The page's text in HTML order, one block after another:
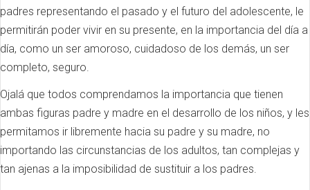
padres representando el pasado y el futuro del adolescente, le
permitirán poder vivir en su presente, en la importancia del día a
día, como un ser amoroso, cuidadoso de los demás, un ser
completo, seguro.
Ojalá que todos comprendamos la importancia que tienen
ambas figuras padre y madre en el desarrollo de los niños, y les
permitamos ir libremente hacia su padre y su madre, no
importando las circunstancias de los adultos, tan complejas y
tan ajenas a la imposibilidad de sustituir a los padres.